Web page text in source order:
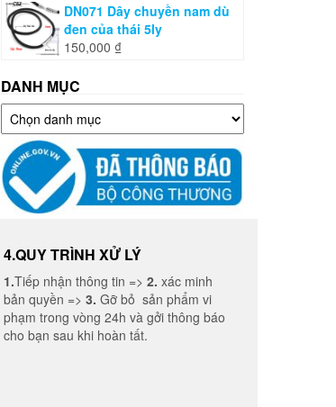
DN071 Dây chuyền nam dù
đen của thái 5ly
150,000 ₫
DANH MỤC
Danh
mục
4.QUY TRÌNH XỬ LÝ
1.Tiếp nhận thông tin => 2. xác minh
bản quyền => 3. Gỡ bỏ sản phẩm vi
phạm trong vòng 24h và gởi thông báo
cho bạn sau khi hoàn tất.